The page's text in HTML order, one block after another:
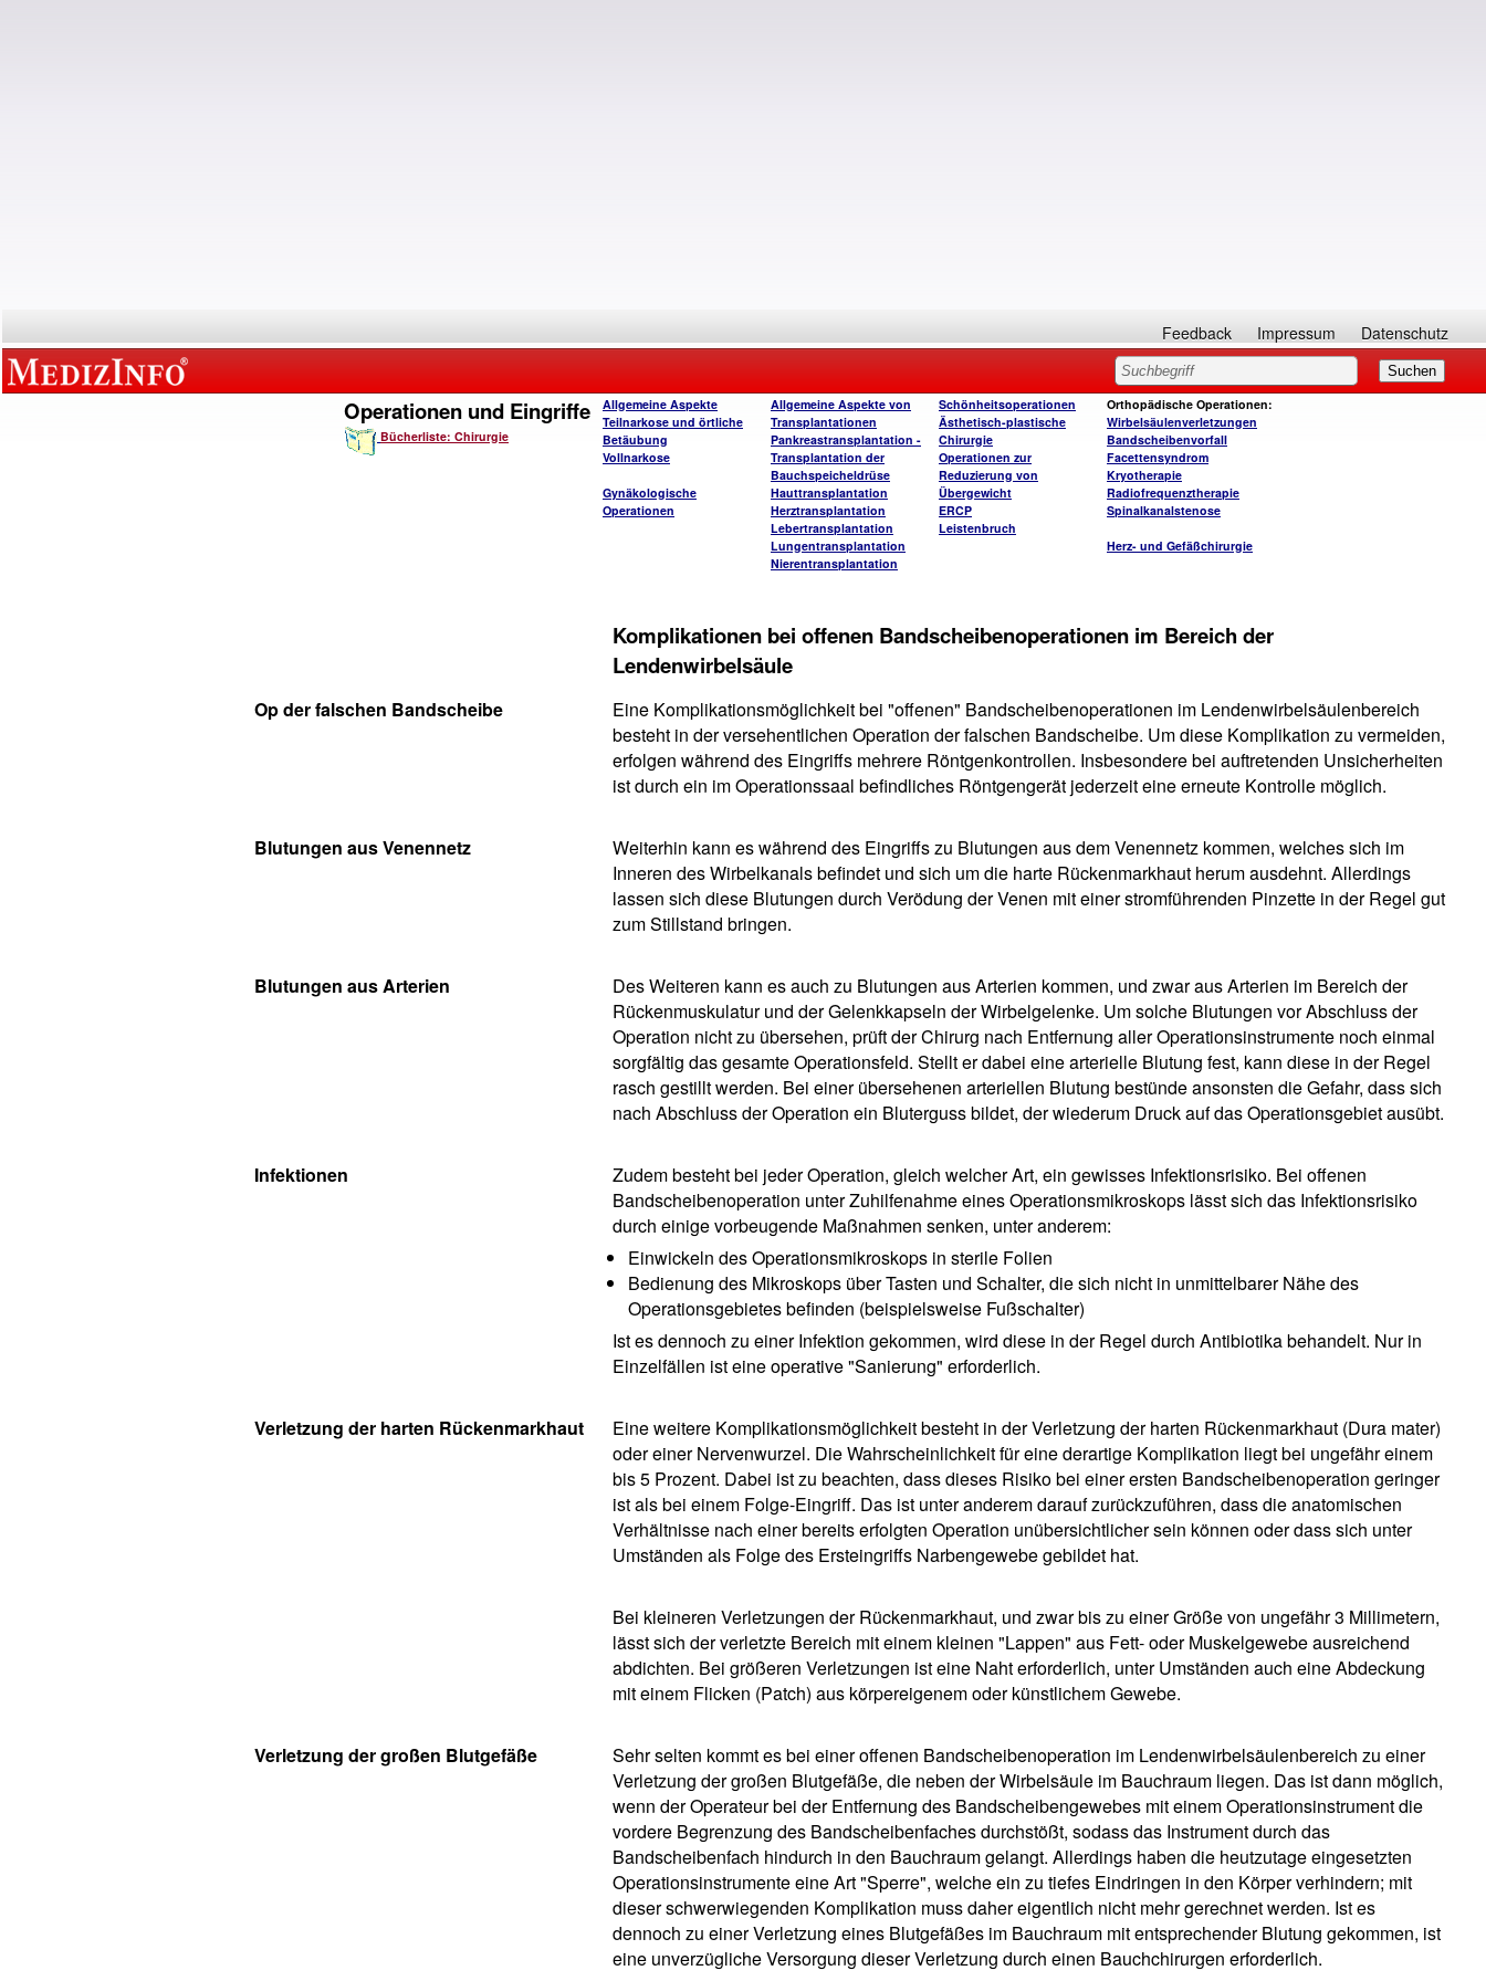
Feedback Impressum Datenschutz
Operationen und Eingriffe
Bücherliste: Chirurgie
Allgemeine Aspekte
Teilnarkose und örtliche
Betäubung
Vollnarkose
Gynäkologische
Operationen
Allgemeine Aspekte von
Transplantationen
Pankreastransplantation -
Transplantation der
Bauchspeicheldrüse
Hauttransplantation
Herztransplantation
Lebertransplantation
Lungentransplantation
Nierentransplantation
Schönheitsoperationen
Ästhetisch-plastische
Chirurgie
Operationen zur
Reduzierung von
Übergewicht
ERCP
Leistenbruch
Orthopädische Operationen:
Wirbelsäulenverletzungen
Bandscheibenvorfall
Facettensyndrom
Kryotherapie
Radiofrequenztherapie
Spinalkanalstenose
Herz- und Gefäßchirurgie
Komplikationen bei offenen Bandscheibenoperationen im Bereich der
Lendenwirbelsäule
Op der falschen Bandscheibe
Eine Komplikationsmöglichkeit bei "offenen" Bandscheibenoperationen im Lendenwirbelsäulenbereich
besteht in der versehentlichen Operation der falschen Bandscheibe. Um diese Komplikation zu vermeiden,
erfolgen während des Eingriffs mehrere Röntgenkontrollen. Insbesondere bei auftretenden Unsicherheiten
ist durch ein im Operationssaal befindliches Röntgengerät jederzeit eine erneute Kontrolle möglich.
Blutungen aus Venennetz
Weiterhin kann es während des Eingriffs zu Blutungen aus dem Venennetz kommen, welches sich im
Inneren des Wirbelkanals befindet und sich um die harte Rückenmarkhaut herum ausdehnt. Allerdings
lassen sich diese Blutungen durch Verödung der Venen mit einer stromführenden Pinzette in der Regel gut
zum Stillstand bringen.
Blutungen aus Arterien
Des Weiteren kann es auch zu Blutungen aus Arterien kommen, und zwar aus Arterien im Bereich der
Rückenmuskulatur und der Gelenkkapseln der Wirbelgelenke. Um solche Blutungen vor Abschluss der
Operation nicht zu übersehen, prüft der Chirurg nach Entfernung aller Operationsinstrumente noch einmal
sorgfältig das gesamte Operationsfeld. Stellt er dabei eine arterielle Blutung fest, kann diese in der Regel
rasch gestillt werden. Bei einer übersehenen arteriellen Blutung bestünde ansonsten die Gefahr, dass sich
nach Abschluss der Operation ein Bluterguss bildet, der wiederum Druck auf das Operationsgebiet ausübt.
Infektionen
Zudem besteht bei jeder Operation, gleich welcher Art, ein gewisses Infektionsrisiko. Bei offenen
Bandscheibenoperation unter Zuhilfenahme eines Operationsmikroskops lässt sich das Infektionsrisiko
durch einige vorbeugende Maßnahmen senken, unter anderem:
Einwickeln des Operationsmikroskops in sterile Folien
Bedienung des Mikroskops über Tasten und Schalter, die sich nicht in unmittelbarer Nähe des
Operationsgebietes befinden (beispielsweise Fußschalter)
Ist es dennoch zu einer Infektion gekommen, wird diese in der Regel durch Antibiotika behandelt. Nur in
Einzelfällen ist eine operative "Sanierung" erforderlich.
Verletzung der harten Rückenmarkhaut
Eine weitere Komplikationsmöglichkeit besteht in der Verletzung der harten Rückenmarkhaut (Dura mater)
oder einer Nervenwurzel. Die Wahrscheinlichkeit für eine derartige Komplikation liegt bei ungefähr einem
bis 5 Prozent. Dabei ist zu beachten, dass dieses Risiko bei einer ersten Bandscheibenoperation geringer
ist als bei einem Folge-Eingriff. Das ist unter anderem darauf zurückzuführen, dass die anatomischen
Verhältnisse nach einer bereits erfolgten Operation unübersichtlicher sein können oder dass sich unter
Umständen als Folge des Ersteingriffs Narbengewebe gebildet hat.
Bei kleineren Verletzungen der Rückenmarkhaut, und zwar bis zu einer Größe von ungefähr 3 Millimetern,
lässt sich der verletzte Bereich mit einem kleinen "Lappen" aus Fett- oder Muskelgewebe ausreichend
abdichten. Bei größeren Verletzungen ist eine Naht erforderlich, unter Umständen auch eine Abdeckung
mit einem Flicken (Patch) aus körpereigenem oder künstlichem Gewebe.
Verletzung der großen Blutgefäße
Sehr selten kommt es bei einer offenen Bandscheibenoperation im Lendenwirbelsäulenbereich zu einer
Verletzung der großen Blutgefäße, die neben der Wirbelsäule im Bauchraum liegen. Das ist dann möglich,
wenn der Operateur bei der Entfernung des Bandscheibengewebes mit einem Operationsinstrument die
vordere Begrenzung des Bandscheibenfaches durchstößt, sodass das Instrument durch das
Bandscheibenfach hindurch in den Bauchraum gelangt. Allerdings haben die heutzutage eingesetzten
Operationsinstrumente eine Art "Sperre", welche ein zu tiefes Eindringen in den Körper verhindern; mit
dieser schwerwiegenden Komplikation muss daher eigentlich nicht mehr gerechnet werden. Ist es
dennoch zu einer Verletzung eines Blutgefäßes im Bauchraum mit entsprechender Blutung gekommen, ist
eine unverzügliche Versorgung dieser Verletzung durch einen Bauchchirurgen erforderlich.